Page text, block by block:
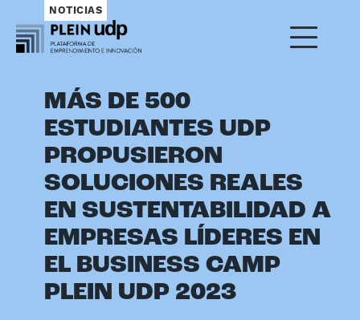
NOTICIAS
MÁS DE 500
ESTUDIANTES UDP
PROPUSIERON
SOLUCIONES REALES
EN SUSTENTABILIDAD A
EMPRESAS LÍDERES EN
EL BUSINESS CAMP
PLEIN UDP 2023